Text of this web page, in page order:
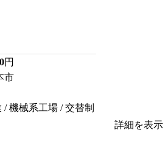
円
市
機械系工場 / 交替制
詳細を表示